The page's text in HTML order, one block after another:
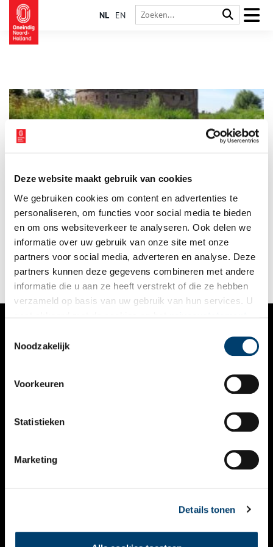
Deze website maakt gebruik van cookies
We gebruiken cookies om content en advertenties te
personaliseren, om functies voor social media te bieden
en om ons websiteverkeer te analyseren. Ook delen we
informatie over uw gebruik van onze site met onze
partners voor social media, adverteren en analyse. Deze
partners kunnen deze gegevens combineren met andere
informatie die u aan ze heeft verstrekt of die ze hebben
verzameld op basis van uw gebruik van hun services. U
Noodzakelijk
Voorkeuren
Statistieken
Marketing
Details tonen
NL EN
Fort Uitermeer behoort tot zowel de Stelling van Amsterdam
als de Nieuwe Hollandse Waterlinie. Het fort moest de
landdoorgangen tussen het Naardermeer en de Vecht, de ‘s-
Gravelandsevaart met weg en de spoorweg Amsterdam –
Amersfoort beschermen.
VERHALEN
KALENDER
THEMA’S
VIDEO’S
CONTACT